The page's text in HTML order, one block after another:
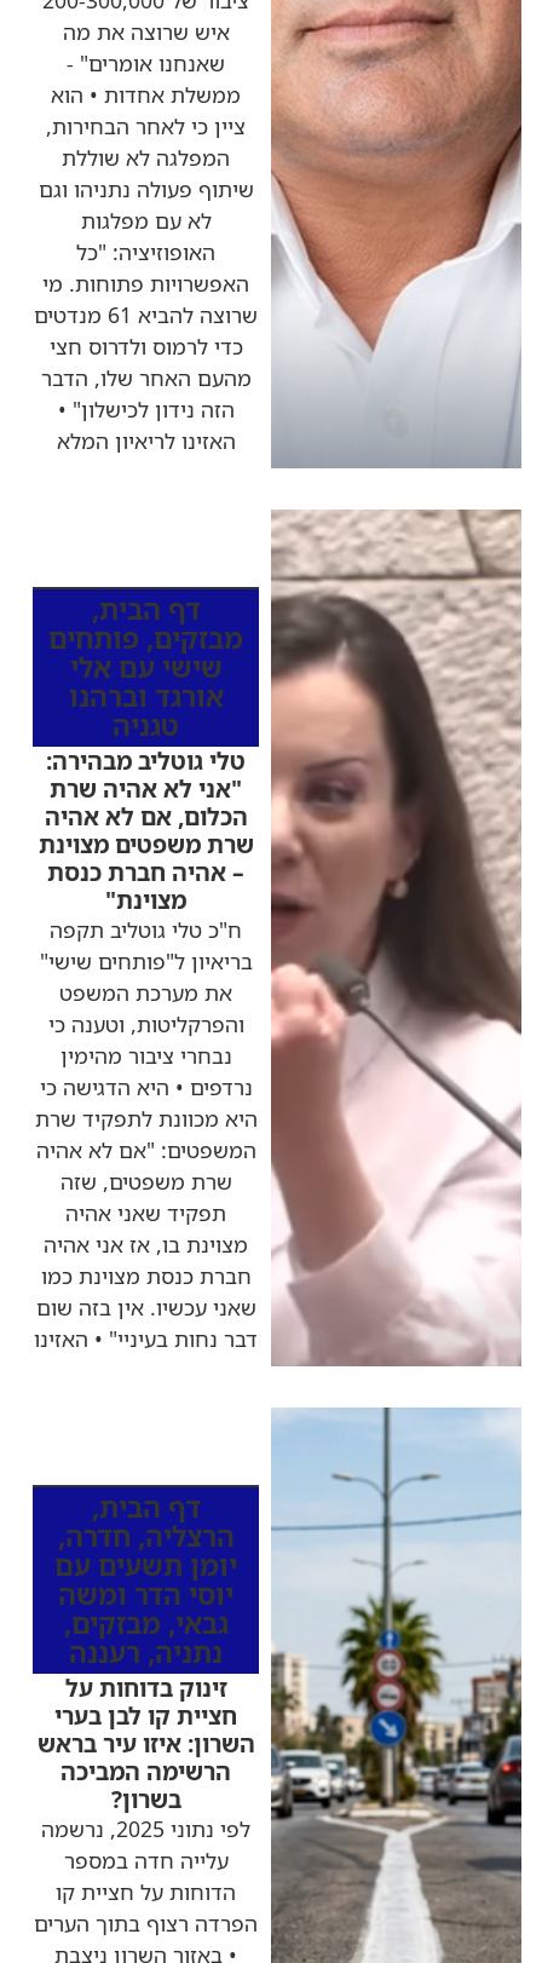
איש שרוצה את מה
שאנחנו אומרים" -
ממשלת אחדות • הוא
ציין כי לאחר הבחירות,
המפלגה לא שוללת
שיתוף פעולה נתניהו וגם
לא עם מפלגות
האופוזיציה: "כל
האפשרויות פתוחות. מי
שרוצה להביא 61 מנדטים
כדי לרמוס ולדרוס חצי
מהעם האחר שלו, הדבר
הזה נידון לכישלון" •
האזינו לריאיון המלא
דף הבית,
מבזקים, פותחים
שישי עם אלי
אורגד וברהנו
טגניה
טלי גוטליב מבהירה:
"אני לא אהיה שרת
הכלום, אם לא אהיה
שרת משפטים מצוינת
– אהיה חברת כנסת
מצוינת"
ח"כ טלי גוטליב תקפה
בריאיון ל"פותחים שישי"
את מערכת המשפט
והפרקליטות, וטענה כי
נבחרי ציבור מהימין
נרדפים • היא הדגישה כי
היא מכוונת לתפקיד שרת
המשפטים: "אם לא אהיה
שרת משפטים, שזה
תפקיד שאני אהיה
מצוינת בו, אז אני אהיה
חברת כנסת מצוינת כמו
שאני עכשיו. אין בזה שום
דבר נחות בעיניי" • האזינו
דף הבית,
הרצליה, חדרה,
יומן תשעים עם
יוסי הדר ומשה
גבאי, מבזקים,
נתניה, רעננה
זינוק בדוחות על
חציית קו לבן בערי
השרון: איזו עיר בראש
הרשימה המביכה
בשרון?
לפי נתוני 2025, נרשמה
עלייה חדה במספר
הדוחות על חציית קו
הפרדה רצוף בתוך הערים
• באזור השרון ניצבת